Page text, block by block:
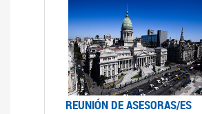
REUNIÓN DE ASESORAS/ES